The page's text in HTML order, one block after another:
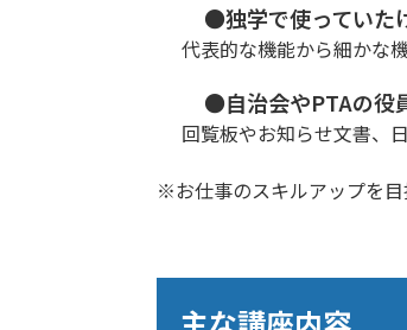
●独学で使っていた
代表的な機能から細かな
●自治会やPTAの役
回覧板やお知らせ文書、
※お仕事のスキルアップを目